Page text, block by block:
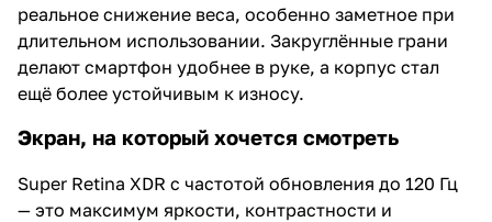
реальное снижение веса, особенно заметное при
длительном использовании. Закруглённые грани
делают смартфон удобнее в руке, а корпус стал
ещё более устойчивым к износу.
Экран, на который хочется смотреть
Super Retina XDR с частотой обновления до 120 Гц
— это максимум яркости, контрастности и